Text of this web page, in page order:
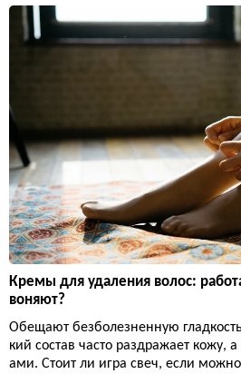
Кремы для удаления волос:
воняют?
Обещают безболезненную
кий состав часто раздражает кожу,
ами. Стоит ли игра свеч, если можно